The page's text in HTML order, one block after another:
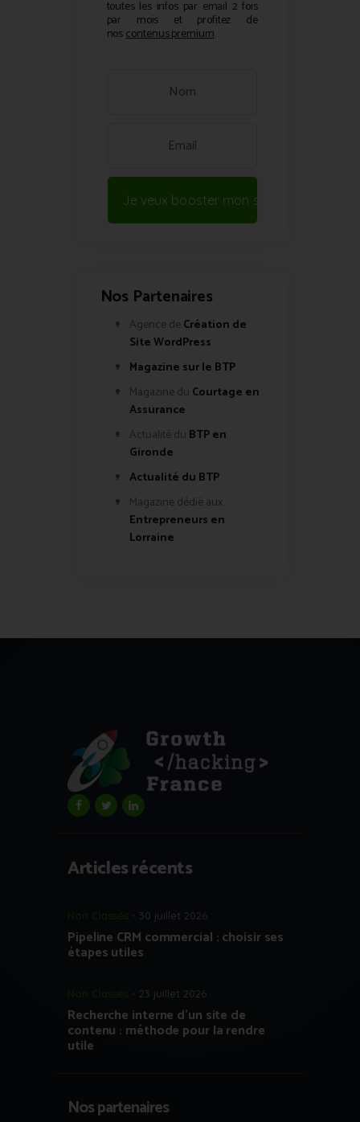
toutes les infos par email 2 fois
par mois et profitez de
noscontenus premium.
Je veux booster mon site !
Nos Partenaires
Agence de Création de
Site WordPress
Magazine sur le BTP
Magazine du Courtage en
Assurance
Actualité du BTP en
Gironde
Actualité du BTP
Magazine dédié aux
Entrepreneurs en
Lorraine
Articles récents
Non Classés 30 juillet 2026
Pipeline CRM commercial : choisir ses
étapes utiles
Non Classés 23 juillet 2026
Recherche interne d’un site de
contenu : méthode pour la rendre
utile
Nos partenaires